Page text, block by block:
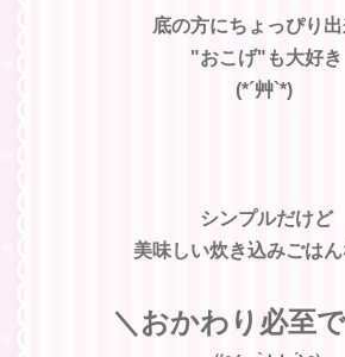
底の方にちょっぴり
"おこげ"も大好き
(*´艸`*)
シンプルだけど
美味しい炊き込みごは
＼おかわり必至